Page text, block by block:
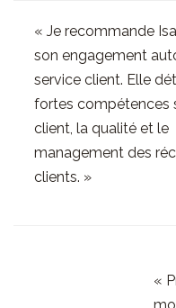
« Je recommande
son engagement
service client. Elle
fortes compétences
client, la qualité et le
management des
clients. »
«